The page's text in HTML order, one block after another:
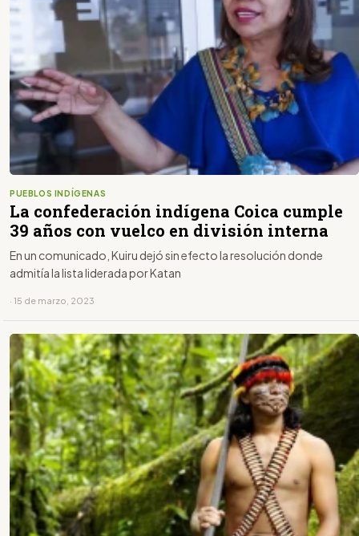
PUEBLOS INDÍGENAS
La confederación indígena Coica cumple
39 años con vuelco en división interna
En un comunicado, Kuiru dejó sin efecto la resolución donde
admitía la lista liderada por Katan
· 15 de marzo, 2023